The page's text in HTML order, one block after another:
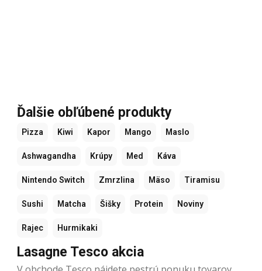
Ďalšie obľúbené produkty
Pizza Kiwi Kapor Mango Maslo
Ashwagandha Krúpy Med Káva
Nintendo Switch Zmrzlina Mäso Tiramisu
Sushi Matcha Šišky Protein Noviny
Rajec Hurmikaki
Lasagne Tesco akcia